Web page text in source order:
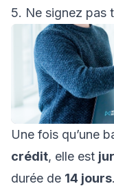
5. Ne signez pas
Une fois qu’une
crédit, elle est
durée de 14 jours